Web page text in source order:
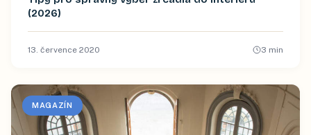
(2026)
13. července 2020 3 min
MAGAZÍN